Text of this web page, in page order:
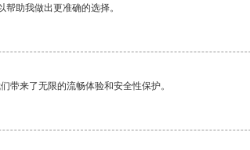
助我做出更准确的选择。
带来了无限的流畅体验和安全性保护。